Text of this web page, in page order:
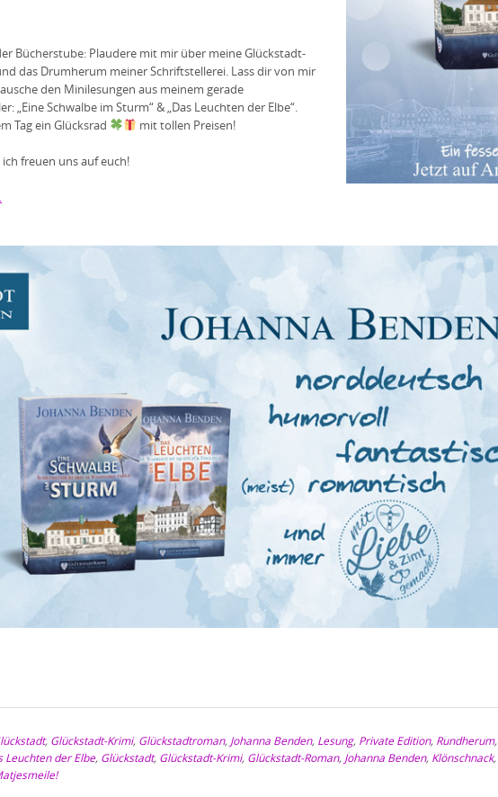
Bücherstube: Plaudere mit mir über meine Glückstadt-
das Drumherum meiner Schriftstellerei. Lass dir von mir
den Minilesungen aus meinem gerade
„Eine Schwalbe im Sturm“ & „Das Leuchten der Elbe“.
Tag ein Glücksrad
mit tollen Preisen!
freuen uns auf euch!
, Glückstadt-Krimi, Glückstadtroman, Johanna Benden, Lesung, Private Edition, Rundherum,
Leuchten der Elbe, Glückstadt, Glückstadt-Krimi, Glückstadt-Roman, Johanna Benden, Klönschnack,